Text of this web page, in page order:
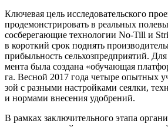
Клю­че­вая цель иссле­до­ва­тель­ско­го
про­де­мон­стри­ро­вать в реаль­ных
со­сбе­ре­га­ю­щие тех­но­ло­гии No-Till и
в корот­кий срок под­нять
при­быль­ность сель­хоз­пред­при­я­тий.
мен­та была созда­на «обу­ча­ю­щая
га. Вес­ной 2017 года четы­ре опыт­ных
зой с раз­ны­ми настрой­ка­ми сеял­ки,
и нор­ма­ми вне­се­ния удобрений.
В рам­ках заклю­чи­тель­но­го эта­па